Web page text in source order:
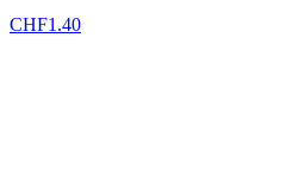
CHF1.40